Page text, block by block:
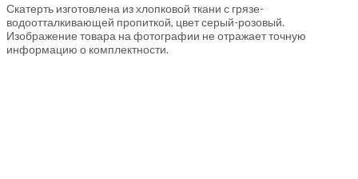
Скатерть изготовлена из хлопковой ткани с грязе-
водоотталкивающей пропиткой, цвет серый-розовый.
Изображение товара на фотографии не отражает точную
информацию о комплектности.